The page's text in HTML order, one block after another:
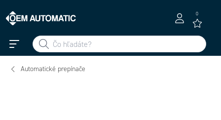
0
Automatické prepínače